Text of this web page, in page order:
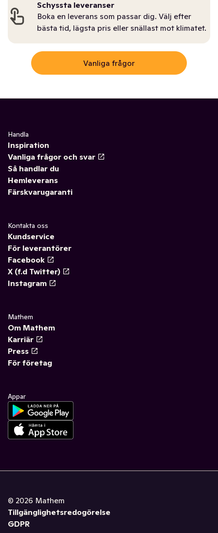
Schyssta leveranser
Boka en leverans som passar dig. Välj efter
bästa tid, lägsta pris eller snällast mot klimatet.
Vanliga frågor
Handla
Inspiration
Vanliga frågor och svar
Så handlar du
Hemleverans
Färskvarugaranti
Kontakta oss
Kundservice
För leverantörer
Facebook
X (f.d Twitter)
Instagram
Mathem
Om Mathem
Karriär
Press
För företag
Appar
© 2026 Mathem
Tillgänglighetsredogörelse
GDPR